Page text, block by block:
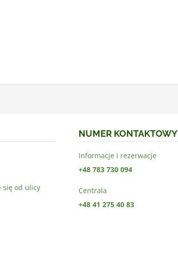
się od ulicy
NUMER KONTAKTOWY
Informacje i rezerwacje
+48 783 730 094
Centrala
+48 41 275 40 83